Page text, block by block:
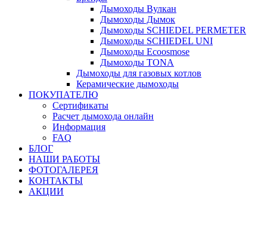
Дымоходы Вулкан
Дымоходы Дымок
Дымоходы SCHIEDEL PERMETER
Дымоходы SCHIEDEL UNI
Дымоходы Ecoosmose
Дымоходы TONA
Дымоходы для газовых котлов
Керамические дымоходы
ПОКУПАТЕЛЮ
Сертификаты
Расчет дымохода онлайн
Информация
FAQ
БЛОГ
НАШИ РАБОТЫ
ФОТОГАЛЕРЕЯ
КОНТАКТЫ
АКЦИИ